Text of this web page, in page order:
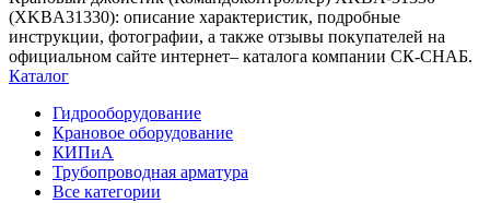
(XKBA31330): описание характеристик, подробные
инструкции, фотографии, а также отзывы покупателей на
официальном сайте интернет– каталога компании СК-СНАБ.
Каталог
Гидрооборудование
Крановое оборудование
КИПиА
Трубопроводная арматура
Все категории